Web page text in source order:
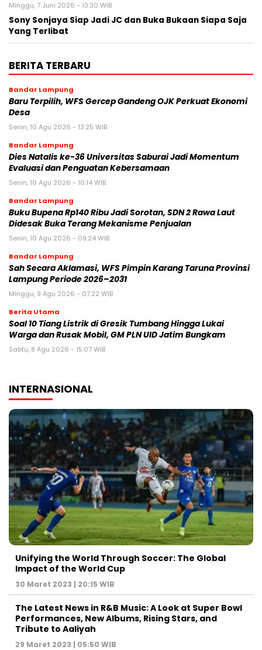
Minggu, 7 Juni 2026 - 13:30 WIB
Sony Sonjaya Siap Jadi JC dan Buka Bukaan Siapa Saja
Yang Terlibat
BERITA TERBARU
Bandar Lampung
Baru Terpilih, WFS Gercep Gandeng OJK Perkuat Ekonomi
Desa
Senin, 10 Agu 2026 - 13:25 WIB
Bandar Lampung
Dies Natalis ke-36 Universitas Saburai Jadi Momentum
Evaluasi dan Penguatan Kebersamaan
Senin, 10 Agu 2026 - 10:14 WIB
Bandar Lampung
Buku Bupena Rp140 Ribu Jadi Sorotan, SDN 2 Rawa Laut
Didesak Buka Terang Mekanisme Penjualan
Senin, 10 Agu 2026 - 09:24 WIB
Bandar Lampung
Sah Secara Aklamasi, WFS Pimpin Karang Taruna Provinsi
Lampung Periode 2026–2031
Minggu, 9 Agu 2026 - 07:22 WIB
Berita Utama
Soal 10 Tiang Listrik di Gresik Tumbang Hingga Lukai
Warga dan Rusak Mobil, GM PLN UID Jatim Bungkam
Sabtu, 8 Agu 2026 - 15:07 WIB
INTERNASIONAL
Unifying the World Through Soccer: The Global
Impact of the World Cup
30 Maret 2023 | 20:15 WIB
The Latest News in R&B Music: A Look at Super Bowl
Performances, New Albums, Rising Stars, and
Tribute to Aaliyah
29 Maret 2023 | 05:50 WIB